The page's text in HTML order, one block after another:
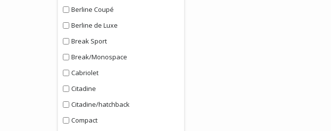
Berline Coupé
Berline de Luxe
Break Sport
Break/Monospace
Cabriolet
Citadine
Citadine/hatchback
Compact